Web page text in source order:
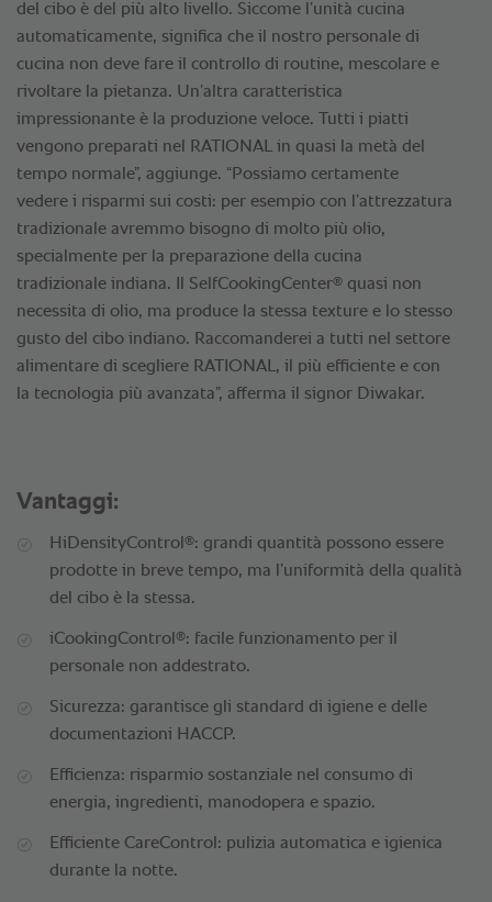
del cibo è del più alto livello. Siccome l’unità cucina
automaticamente, significa che il nostro personale di
cucina non deve fare il controllo di routine, mescolare e
rivoltare la pietanza. Un’altra caratteristica
impressionante è la produzione veloce. Tutti i piatti
vengono preparati nel RATIONAL in quasi la metà del
tempo normale”, aggiunge. “Possiamo certamente
vedere i risparmi sui costi: per esempio con l’attrezzatura
tradizionale avremmo bisogno di molto più olio,
specialmente per la preparazione della cucina
tradizionale indiana. Il SelfCookingCenter® quasi non
necessita di olio, ma produce la stessa texture e lo stesso
gusto del cibo indiano. Raccomanderei a tutti nel settore
alimentare di scegliere RATIONAL, il più efficiente e con
la tecnologia più avanzata”, afferma il signor Diwakar.
Vantaggi:
HiDensityControl ®: grandi quantità possono essere
prodotte in breve tempo, ma l’uniformità della qualità
del cibo è la stessa.
iCookingControl ®: facile funzionamento per il
personale non addestrato.
Sicurezza: garantisce gli standard di igiene e delle
documentazioni HACCP.
Efficienza: risparmio sostanziale nel consumo di
energia, ingredienti, manodopera e spazio.
Efficiente CareControl: pulizia automatica e igienica
durante la notte.